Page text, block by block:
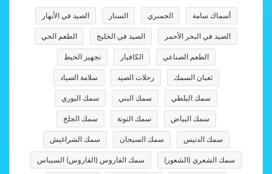
أسماك سامة الجمبري السنار الصيد في الأنهار
الصيد في البحر الأحمر الصيد في الخليج الطعم الحي
الطعم الصناعي الكافيار تجهيز الخيط
ثعبان السمك رحلات الصيد سلامة الصياد
سمك البلطي سمك البني سمك البوري
سمك البياض سمك التونة سمك الجلخ
سمك الدنيس سمك السيجان سمك الشراغيش
سمك الشعري (الشعور) سمك القاروس (القاروس) السيباس